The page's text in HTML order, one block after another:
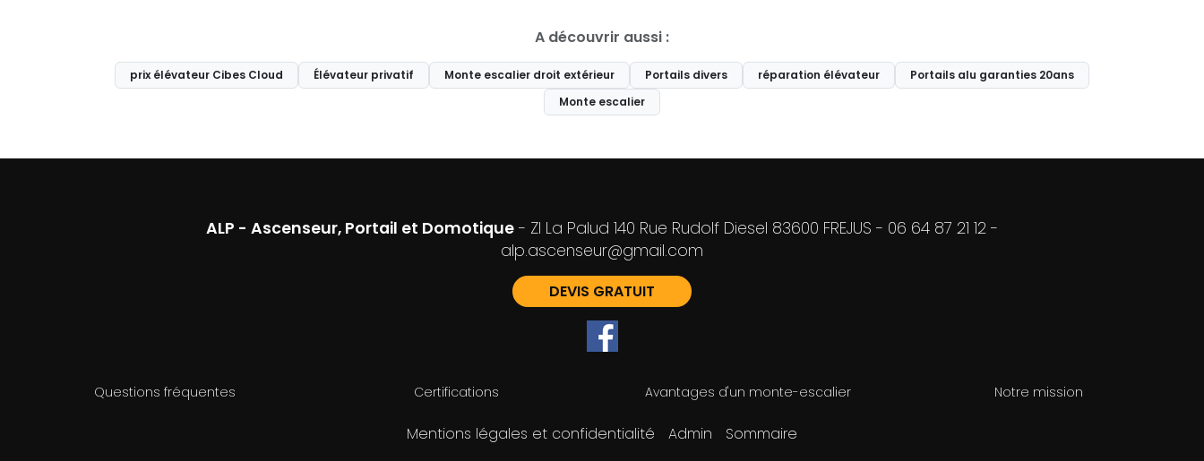
A découvrir aussi :
prix élévateur Cibes Cloud Élévateur privatif Monte escalier droit extérieur Portails divers réparation élévateur
Portails alu garanties 20ans
Monte escalier
ALP - Ascenseur, Portail et Domotique - ZI La Palud 140 Rue Rudolf Diesel 83600 FREJUS - 06 64 87 21 12 -
alp.ascenseur@gmail.com
DEVIS GRATUIT
Questions fréquentes Certifications Avantages d'un monte-escalier Notre mission
Mentions légales et confidentialité Admin Sommaire